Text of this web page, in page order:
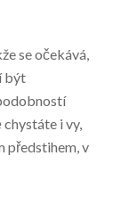
se očekává,
být
i vy,
předstihem, v